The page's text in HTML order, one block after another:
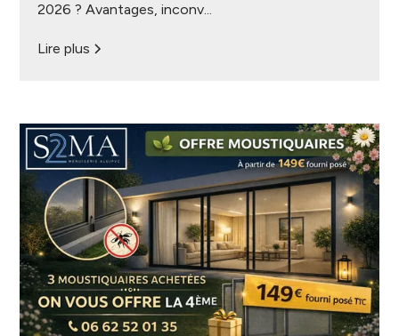
2026 ? Avantages, inconv...
Lire plus